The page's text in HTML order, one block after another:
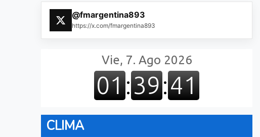
@fmargentina893
https://x.com/fmargentina893
CLIMA